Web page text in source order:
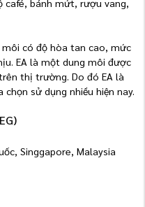
có độ hòa tan cao, mức
EA là một dung môi được
thị trường. Do đó EA là
sử dụng nhiều hiện nay.
Singgapore, Malaysia